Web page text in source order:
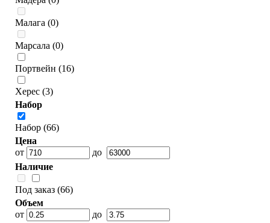
Малага (0)
Марсала (0)
Портвейн (16)
Херес (3)
Набор
Набор (66)
Цена
от
до
Наличие
Под заказ (66)
Объем
от
до